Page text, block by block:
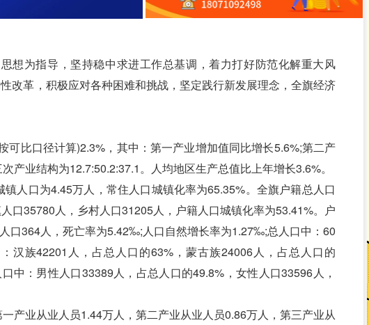
为指导，坚持稳中求进工作总基调，着力打好防范化解重大风
改革，积极应对各种困难和挑战，坚定践行新发展理念，全旗经济
比口径计算)2.3%，其中：第一产业增加值同比增长5.6%;第二产
产业结构为12.7:50.2:37.1。人均地区生产总值比上年增长3.6%。
口为4.45万人，常住人口城镇化率为65.35%。全旗户籍总人口
口35780人，乡村人口31205人，户籍人口城镇化率为53.41%。户
口364人，死亡率为5.42‰;人口自然增长率为1.27‰;总人口中：60
汉族42201人，占总人口的63%，蒙古族24006人，占总人口的
中：男性人口33389人，占总人口的49.8%，女性人口33596人，
业从业人员1.44万人，第二产业从业人员0.86万人，第三产业从